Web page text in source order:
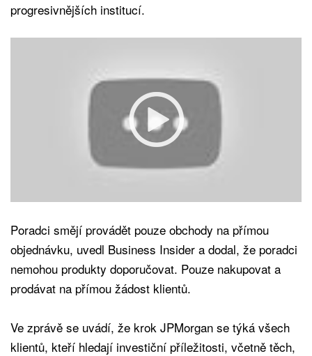
progresivnějších institucí.
Poradci smějí provádět pouze obchody na přímou
objednávku, uvedl Business Insider a dodal, že poradci
nemohou produkty doporučovat. Pouze nakupovat a
prodávat na přímou žádost klientů.
Ve zprávě se uvádí, že krok JPMorgan se týká všech
klientů, kteří hledají investiční příležitosti, včetně těch,